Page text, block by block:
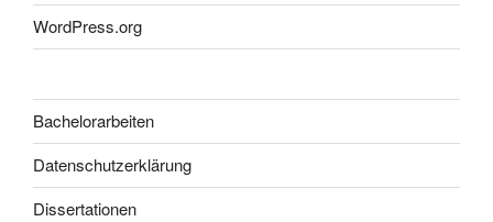
WordPress.org
Bachelorarbeiten
Datenschutzerklärung
Dissertationen